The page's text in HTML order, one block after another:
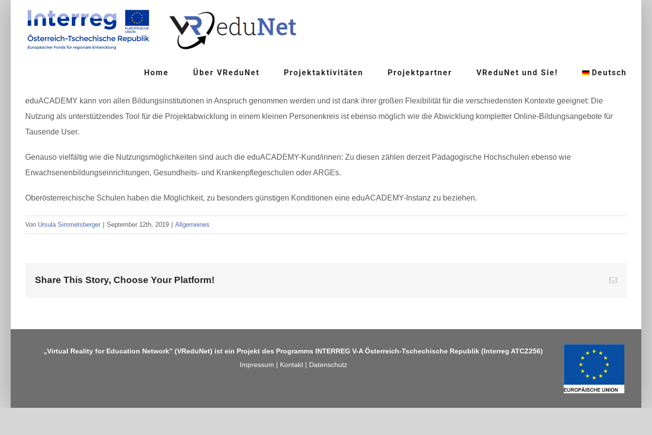
springen
Home Über VReduNet Projektaktivitäten Projektpartner VReduNet und Sie! Deutsch
eduACADEMY kann von allen Bildungsinstitutionen in Anspruch genommen werden und ist dank ihrer großen Flexibilität für die verschiedensten Kontexte geeignet: Die
Nutzung als unterstützendes Tool für die Projektabwicklung in einem kleinen Personenkreis ist ebenso möglich wie die Abwicklung kompletter Online-Bildungsangebote für
Tausende User.
Genauso vielfältig wie die Nutzungsmöglichkeiten sind auch die eduACADEMY-Kund/innen: Zu diesen zählen derzeit Pädagogische Hochschulen ebenso wie
Erwachsenenbildungseinrichtungen, Gesundheits- und Krankenpflegeschulen oder ARGEs.
Oberösterreichische Schulen haben die Möglichkeit, zu besonders günstigen Konditionen eine eduACADEMY-Instanz zu beziehen.
Von Ursula Simmetsberger September 12th, 2019 Allgemeines
Share This Story, Choose Your Platform!
E-
„Virtual Reality for Education Network” (VReduNet) ist ein Projekt des Programms INTERREG V-A Österreich-Tschechische Republik (Interreg ATCZ256)
Impressum | Kontakt| Datenschutz